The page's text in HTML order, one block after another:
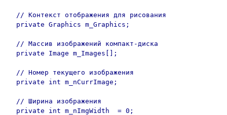
  // Контекст отображения для рисования
  private Graphics m_Graphics;
  // Массив изображений компакт-диска
  private Image m_Images[];
  // Номер текущего изображения
  private int m_nCurrImage;
  // Ширина изображения
  private int m_nImgWidth  = 0;